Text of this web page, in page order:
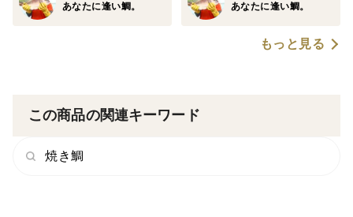
のに適した環境です。
迫間浦は『タイの里』と呼ばれ、鯛の養殖に適した土地
１⽇３回、鯛の様⼦を⾒回り、
エサの⾷べ具合や体調チェックをおこなっています。
あなたに逢い鯛。 あなたに逢い鯛。
もっと見る
この商品の関連キーワード
焼き鯛